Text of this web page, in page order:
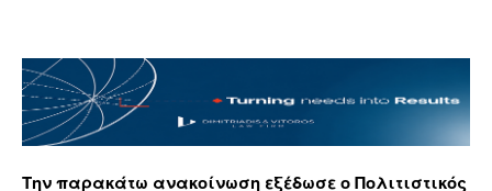
Την παρακάτω ανακοίνωση εξέδωσε ο Πολιτιστικός